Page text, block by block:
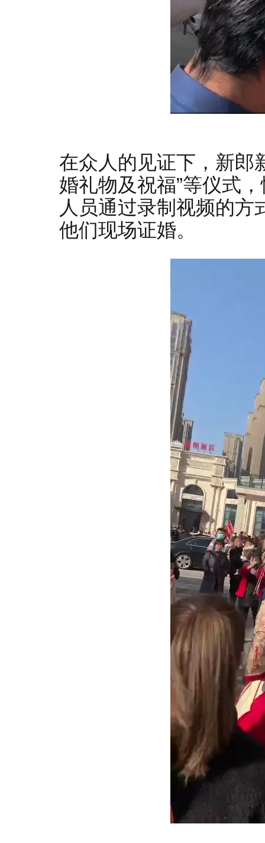
在众人的见证下，新郎
婚礼物及祝福”等仪式
人员通过录制视频的
他们现场证婚。